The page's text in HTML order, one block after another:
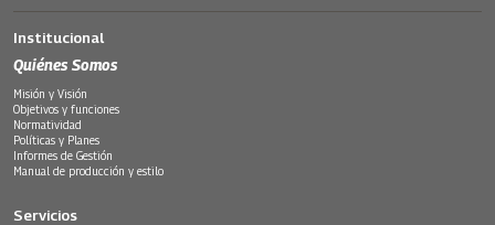
Institucional
Quiénes Somos
Misión y Visión
Objetivos y funciones
Normatividad
Políticas y Planes
Informes de Gestión
Manual de producción y estilo
Servicios